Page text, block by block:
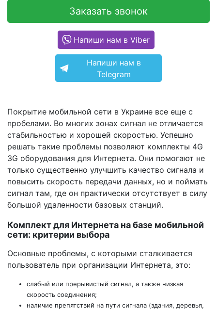
Заказать звонок
Напиши нам в Viber
Напиши нам в
Telegram
Покрытие мобильной сети в Украине все еще с
пробелами. Во многих зонах сигнал не отличается
стабильностью и хорошей скоростью. Успешно
решать такие проблемы позволяют комплекты 4G
3G оборудования для Интернета. Они помогают не
только существенно улучшить качество сигнала и
повысить скорость передачи данных, но и поймать
сигнал там, где он практически отсутствует в силу
большой удаленности базовых станций.
Комплект для Интернета на базе мобильной
сети: критерии выбора
Основные проблемы, с которыми сталкивается
пользователь при организации Интернета, это:
слабый или прерывистый сигнал, а также низкая
скорость соединения;
наличие препятствий на пути сигнала (здания, деревья,